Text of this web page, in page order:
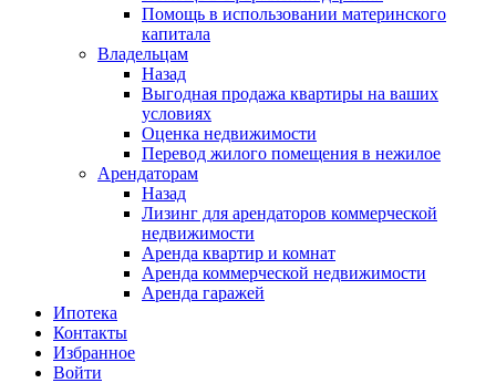
Помощь в использовании материнского
капитала
Владельцам
Назад
Выгодная продажа квартиры на ваших
условиях
Оценка недвижимости
Перевод жилого помещения в нежилое
Арендаторам
Назад
Лизинг для арендаторов коммерческой
недвижимости
Аренда квартир и комнат
Аренда коммерческой недвижимости
Аренда гаражей
Ипотека
Контакты
Избранное
Войти